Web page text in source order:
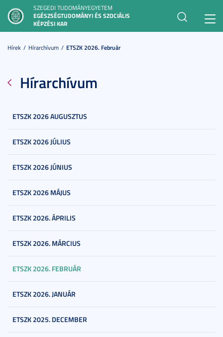
SZEGEDI TUDOMÁNYEGYETEM
EGÉSZSÉGTUDOMÁNYI ÉS SZOCIÁLIS
KÉPZÉSI KAR
Hírek Hírarchívum ETSZK 2026. Február
Hírarchívum
ETSZK 2026 AUGUSZTUS
ETSZK 2026 JÚLIUS
ETSZK 2026 JÚNIUS
ETSZK 2026 MÁJUS
ETSZK 2026. ÁPRILIS
ETSZK 2026. MÁRCIUS
ETSZK 2026. FEBRUÁR
ETSZK 2026. JANUÁR
ETSZK 2025. DECEMBER